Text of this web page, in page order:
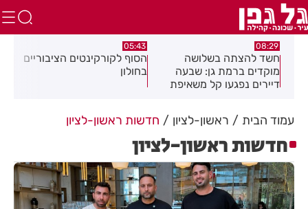
05:43
הסוף לקורקינטים הציבוריים
בחולון
00:32
בשורה ענקית לבעלי
העסקים והתושבים בעיר!
עמוד הבית ראשון-לציון חדשות ראשון-לציון
חדשות ראשון-לציון